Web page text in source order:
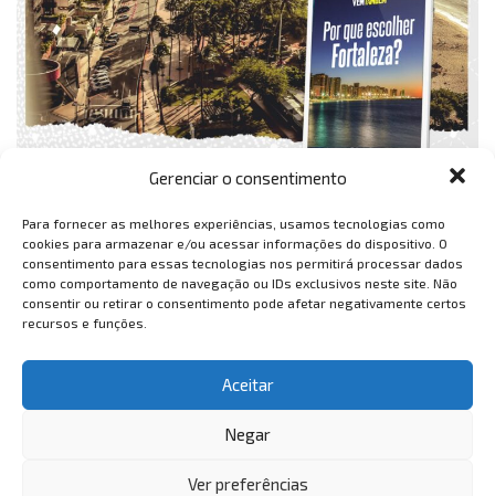
Gerenciar o consentimento
Para fornecer as melhores experiências, usamos tecnologias como
cookies para armazenar e/ou acessar informações do dispositivo. O
consentimento para essas tecnologias nos permitirá processar dados
como comportamento de navegação ou IDs exclusivos neste site. Não
consentir ou retirar o consentimento pode afetar negativamente certos
recursos e funções.
Aceitar
Negar
Ver preferências